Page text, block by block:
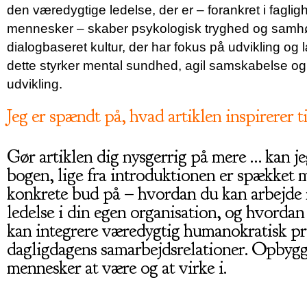
den væredygtige ledelse, der er – forankret i
mennesker – skaber psykologisk tryghed og
dialogbaseret kultur, der har fokus på udvikling og
dette styrker mental sundhed, agil samskabelse
udvikling.
Jeg er spændt på, hvad artiklen inspirerer
Gør artiklen dig nysgerrig på mere … kan
bogen, lige fra introduktionen er spækket
konkrete bud på – hvordan du kan
ledelse i din egen organisation, og
kan integrere væredygtig humanokratisk
dagligdagens samarbejdsrelationer.
mennesker at være og at virke i.